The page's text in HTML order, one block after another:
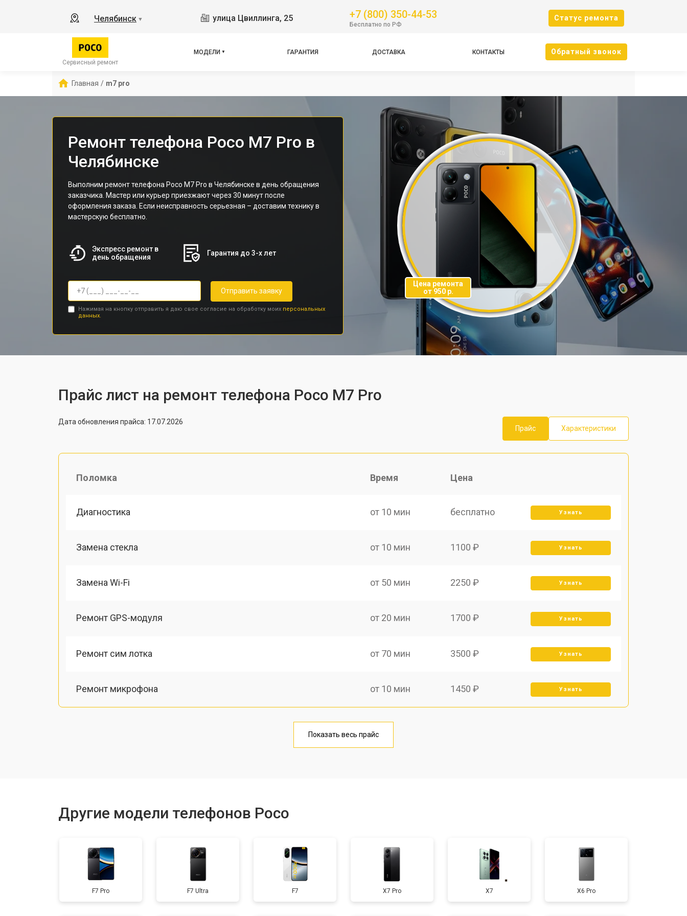
Челябинск ▼ улица Цвиллинга, 25 +7 (800) 350-44-53
Бесплатно по РФ
Cтатус ремонта
Сервисный ремонт
МОДЕЛИ
X3 GT
X3 Pro
ГАРАНТИЯ ДОСТАВКА КОНТАКТЫ Oбратный звонок
Главная / m7 pro
Ремонт телефона Poco M7 Pro в
Челябинске
Выполним ремонт телефона Poco M7 Pro в Челябинске в день обращения
заказчика. Мастер или курьер приезжают через 30 минут после
оформления заказа. Если неисправность серьезная – доставим технику в
мастерскую бесплатно.
Экспресс ремонт в
день обращения
Гарантия до 3-х лет
Отправить заявку
Нажимая на кнопку отправить я даю свое согласие на обработку моих персональных
данных.
Цена ремонта
от 950 р.
Прайс лист на ремонт телефона Poco M7 Pro
Дата обновления прайса: 17.07.2026
Прайс
Характеристики
Поломка Время Цена
Диагностика от 10 мин бесплатно Узнать
Замена стекла от 10 мин 1100 ₽ Узнать
Замена Wi-Fi от 50 мин 2250 ₽ Узнать
Ремонт GPS-модуля от 20 мин 1700 ₽ Узнать
Ремонт сим лотка от 70 мин 3500 ₽ Узнать
Ремонт микрофона от 10 мин 1450 ₽ Узнать
от 40 мин
Замена задней крышки от 30 мин
Замена дисплея (экрана) от 30 мин 2700 ₽ Узнать
Показать весь прайс
Другие модели телефонов Poco
F7 Pro F7 Ultra F7 X7 Pro X7 X6 Pro